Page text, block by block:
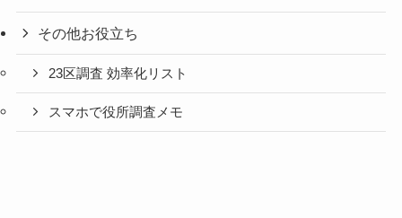
その他お役立ち
23区調査 効率化リスト
スマホで役所調査メモ